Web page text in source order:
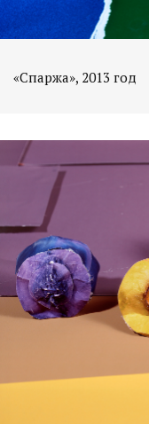
«Спаржа», 2013 год